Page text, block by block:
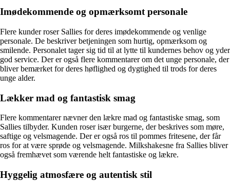
Imødekommende og opmærksomt personale
Flere kunder roser Sallies for deres imødekommende og venlige
personale. De beskriver betjeningen som hurtig, opmærksom og
smilende. Personalet tager sig tid til at lytte til kundernes behov og yder
god service. Der er også flere kommentarer om det unge personale, der
bliver bemærket for deres høflighed og dygtighed til trods for deres
unge alder.
Lækker mad og fantastisk smag
Flere kommentarer nævner den lækre mad og fantastiske smag, som
Sallies tilbyder. Kunden roser især burgerne, der beskrives som møre,
saftige og velsmagende. Der er også ros til pommes fritesene, der får
ros for at være sprøde og velsmagende. Milkshakesne fra Sallies bliver
også fremhævet som værende helt fantastiske og lækre.
Hyggelig atmosfære og autentisk stil